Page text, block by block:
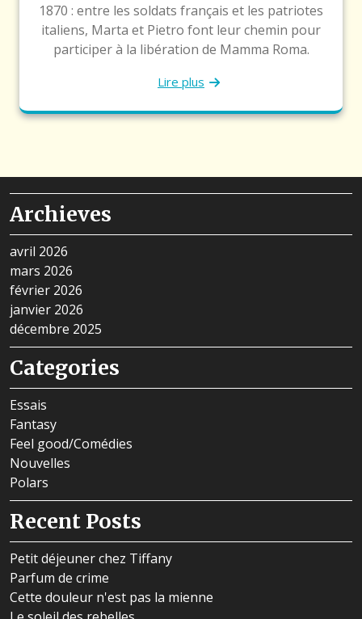
1870 : entre les soldats français et les patriotes
italiens, Marta et Pietro font leur chemin pour
participer à la libération de Mamma Roma.
Lire plus
Archieves
avril 2026
mars 2026
février 2026
janvier 2026
décembre 2025
Categories
Essais
Fantasy
Feel good/Comédies
Nouvelles
Polars
Recent Posts
Petit déjeuner chez Tiffany
Parfum de crime
Cette douleur n'est pas la mienne